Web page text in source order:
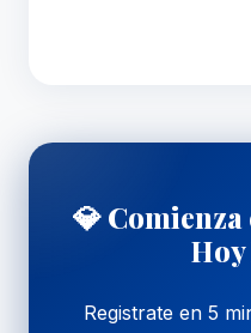
💎
Registrate en 5